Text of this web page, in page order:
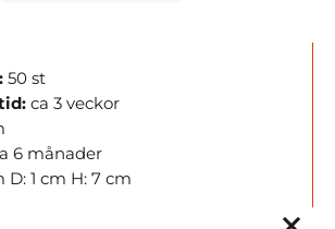
50 st
ca 3 veckor
6 månader
D: 1 cm H: 7 cm